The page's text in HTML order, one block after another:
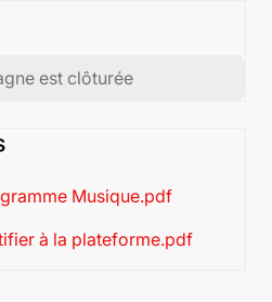
est clôturée
Musique.pdf
à la plateforme.pdf